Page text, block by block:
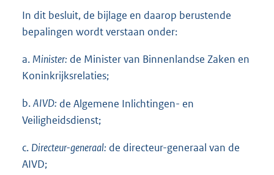
In dit besluit, de bijlage en daarop berustende
bepalingen wordt verstaan onder:
a. Minister: de Minister van Binnenlandse Zaken en
Koninkrijksrelaties;
b.AIVD: de Algemene Inlichtingen- en
Veiligheidsdienst;
c. Directeur-generaal: de directeur-generaal van de
AIVD;